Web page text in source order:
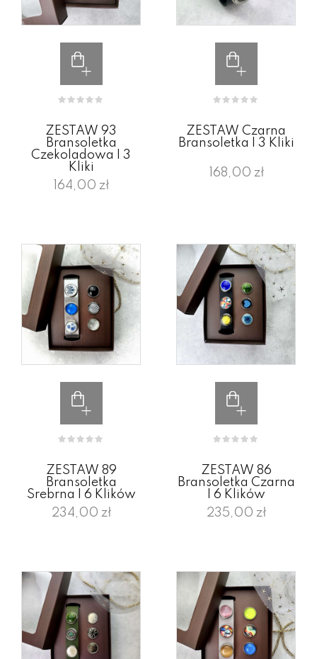
ZESTAW 93
Bransoletka
Czekoladowa I 3
Kliki
164,00 zł
ZESTAW Czarna
Bransoletka I 3 Kliki
168,00 zł
ZESTAW 89
Bransoletka
Srebrna I 6 Klików
234,00 zł
ZESTAW 86
Bransoletka Czarna
I 6 Klików
235,00 zł